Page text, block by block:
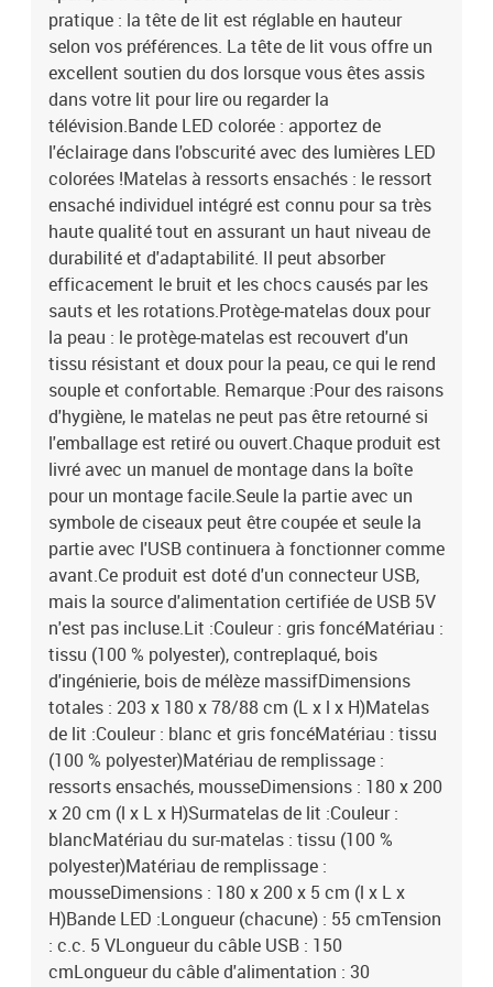
pratique : la tête de lit est réglable en hauteur
selon vos préférences. La tête de lit vous offre un
excellent soutien du dos lorsque vous êtes assis
dans votre lit pour lire ou regarder la
télévision.Bande LED colorée : apportez de
l'éclairage dans l'obscurité avec des lumières LED
colorées !Matelas à ressorts ensachés : le ressort
ensaché individuel intégré est connu pour sa très
haute qualité tout en assurant un haut niveau de
durabilité et d'adaptabilité. Il peut absorber
efficacement le bruit et les chocs causés par les
sauts et les rotations.Protège-matelas doux pour
la peau : le protège-matelas est recouvert d'un
tissu résistant et doux pour la peau, ce qui le rend
souple et confortable. Remarque :Pour des raisons
d'hygiène, le matelas ne peut pas être retourné si
l'emballage est retiré ou ouvert.Chaque produit est
livré avec un manuel de montage dans la boîte
pour un montage facile.Seule la partie avec un
symbole de ciseaux peut être coupée et seule la
partie avec l'USB continuera à fonctionner comme
avant.Ce produit est doté d'un connecteur USB,
mais la source d'alimentation certifiée de USB 5V
n'est pas incluse.Lit :Couleur : gris foncéMatériau :
tissu (100 % polyester), contreplaqué, bois
d'ingénierie, bois de mélèze massifDimensions
totales : 203 x 180 x 78/88 cm (L x l x H)Matelas
de lit :Couleur : blanc et gris foncéMatériau : tissu
(100 % polyester)Matériau de remplissage :
ressorts ensachés, mousseDimensions : 180 x 200
x 20 cm (l x L x H)Surmatelas de lit :Couleur :
blancMatériau du sur-matelas : tissu (100 %
polyester)Matériau de remplissage :
mousseDimensions : 180 x 200 x 5 cm (l x L x
H)Bande LED :Longueur (chacune) : 55 cmTension
: c.c. 5 VLongueur du câble USB : 150
cmLongueur du câble d'alimentation : 30